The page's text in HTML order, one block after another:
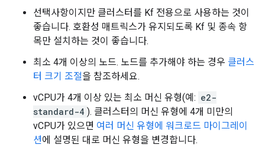
선택사항이지만 클러스터를 Kf 전용으로 사용하는 것이
좋습니다. 호환성 매트릭스가 유지되도록 Kf 및 종속 항
목만 설치하는 것이 좋습니다.
최소 4개 이상의 노드. 노드를 추가해야 하는 경우 클러스
터 크기 조절을 참조하세요.
vCPU가 4개 이상 있는 최소 머신 유형(예: e2-
standard-4 ). 클러스터의 머신 유형에 4개 미만의
vCPU가 있으면 여러 머신 유형에 워크로드 마이그레이
션에 설명된 대로 머신 유형을 변경합니다.